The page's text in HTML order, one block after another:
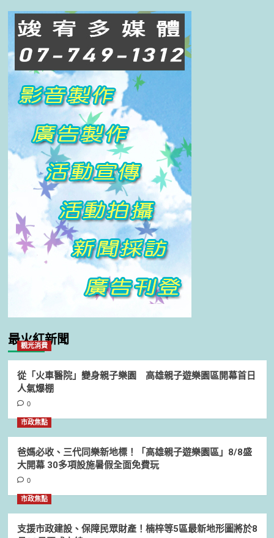
最火紅新聞
觀光消費
從「火車醫院」變身親子樂園 高雄親子遊樂園區開幕首日
人氣爆棚
0
市政焦點
爸媽必收、三代同樂新地標！「高雄親子遊樂園區」8/8盛
大開幕 30多項設施暑假全面免費玩
0
市政焦點
支援市政建設、保障民眾財產！楠梓等5區最新地形圖將於8